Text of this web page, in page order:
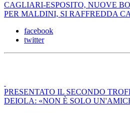
CAGLIARI-ESPOSITO, NUOVE
PER MALDINI, SI RAFFREDDA
facebook
twitter
PRESENTATO IL SECONDO
DEIOLA: «NON È SOLO